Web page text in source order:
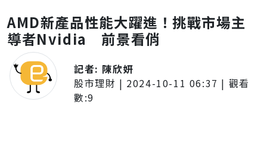
AMD新產品性能大躍進！挑戰市場主
導者Nvidia 前景看俏
記者: 陳欣妍
股市理財 | 2024-10-11 06:37 | 觀看
數:9